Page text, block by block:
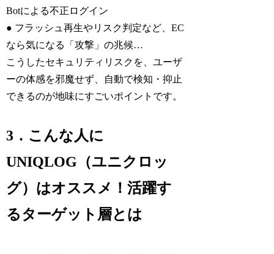
Botによる不正ログイン
● フラッシュ再生やリスク判定など、EC
なら気になる「攻撃」の兆候…
こうしたセキュリティリスクを、ユーザ
ーの体感を邪魔せず、自動で検知・抑止
できるのが地味にすごいポイントです。
3．こんな人に
UNIQLOG（ユニクロッ
グ）はオススメ！活躍す
るターゲット層とは